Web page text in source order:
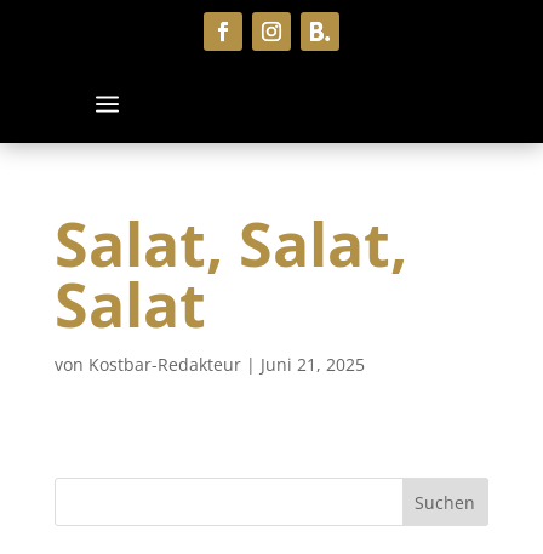
Salat, Salat,
Salat
von Kostbar-Redakteur| Juni 21, 2025